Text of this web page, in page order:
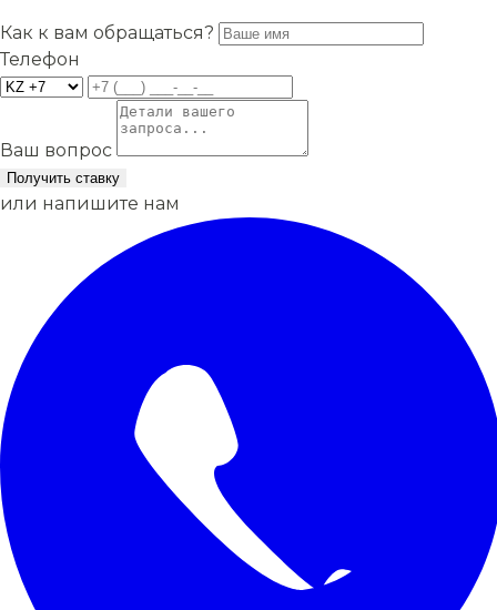
Как к вам обращаться?
Телефон
Ваш вопрос
Получить ставку
или напишите нам